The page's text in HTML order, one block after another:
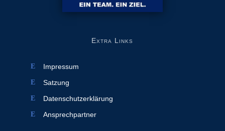
Extra Links
Impressum
Satzung
Datenschutzerklärung
Ansprechpartner